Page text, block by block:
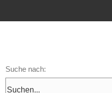
Suche nach: